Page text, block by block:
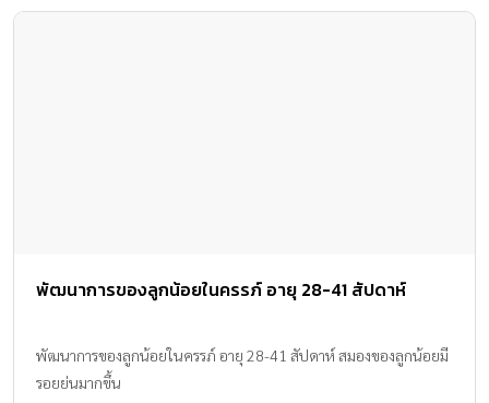
พัฒนาการของลูกน้อยในครรภ์ อายุ 28-41 สัปดาห์
พัฒนาการของลูกน้อยในครรภ์ อายุ 28-41 สัปดาห์ สมองของลูกน้อยมี
รอยย่นมากขึ้น